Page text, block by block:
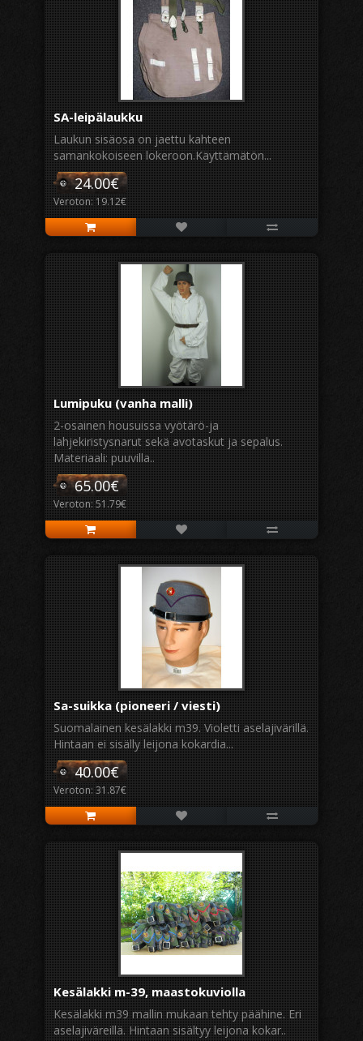
SA-leipälaukku
Laukun sisäosa on jaettu kahteen
samankokoiseen lokeroon.Käyttämätön...
24.00€
Veroton: 19.12€
Lumipuku (vanha malli)
2-osainen housuissa vyötärö-ja
lahjekiristysnarut sekä avotaskut ja sepalus.
Materiaali: puuvilla..
65.00€
Veroton: 51.79€
Sa-suikka (pioneeri / viesti)
Suomalainen kesälakki m39. Violetti aselajivärillä.
Hintaan ei sisälly leijona kokardia...
40.00€
Veroton: 31.87€
Kesälakki m-39, maastokuviolla
Kesälakki m39 mallin mukaan tehty päähine. Eri
aselajiväreillä. Hintaan sisältyy leijona kokar..